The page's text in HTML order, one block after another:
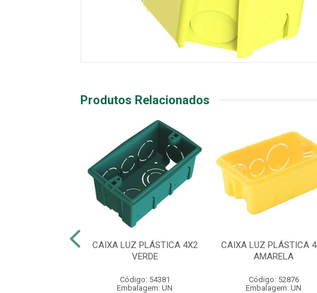
Produtos Relacionados
CAIXA LUZ PLÁSTICA 4X2
VERDE
Código: 54381
Embalagem: UN
CAIXA LUZ PLÁSTICA
AMARELA
Código: 52876
Embalagem: UN